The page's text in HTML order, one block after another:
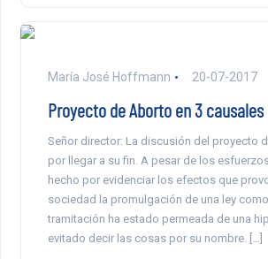
María José Hoffmann 20-07-2017
Proyecto de Aborto en 3 causales
Señor director: La discusión del proyecto
por llegar a su fin. A pesar de los
hecho por evidenciar los efectos que
sociedad la promulgación de una ley
tramitación ha estado permeada de una
evitado decir las cosas por su nombre. […]